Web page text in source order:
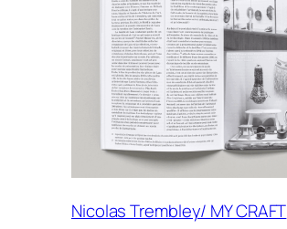
Nicolas Trembley/ MY CRAFT